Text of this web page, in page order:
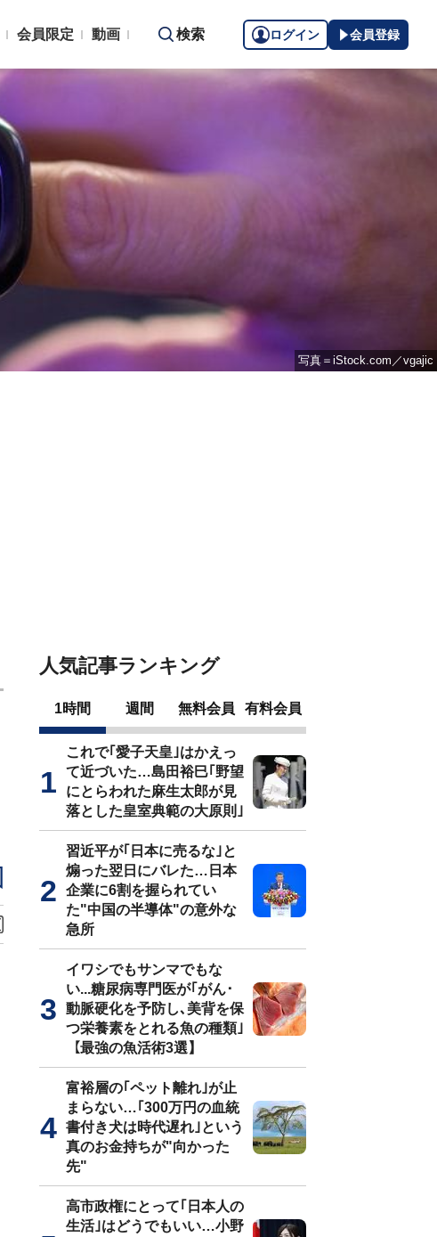
会員限定 動画 検索 ログイン 会員登録
写真＝iStock.com／vgajic
人気記事ランキング
1時間 週間 無料会員 有料会員
これで｢愛子天皇｣はかえっ
て近づいた…島田裕巳｢野望
にとらわれた麻生太郎が見
落とした皇室典範の大原則｣
習近平が｢日本に売るな｣と
煽った翌日にバレた…日本
企業に6割を握られてい
た"中国の半導体"の意外な
急所
イワシでもサンマでもな
い...糖尿病専門医が｢がん･
動脈硬化を予防し､美背を保
つ栄養素をとれる魚の種類｣
【最強の魚活術3選】
富裕層の｢ペット離れ｣が止
まらない…｢300万円の血統
書付き犬は時代遅れ｣という
真のお金持ちが"向かった
先"
高市政権にとって｢日本人の
生活｣はどうでもいい…小野